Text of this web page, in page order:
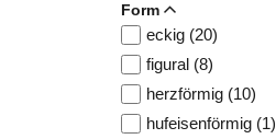
Form
eckig (20)
figural (8)
herzförmig (10)
hufeisenförmig (1)